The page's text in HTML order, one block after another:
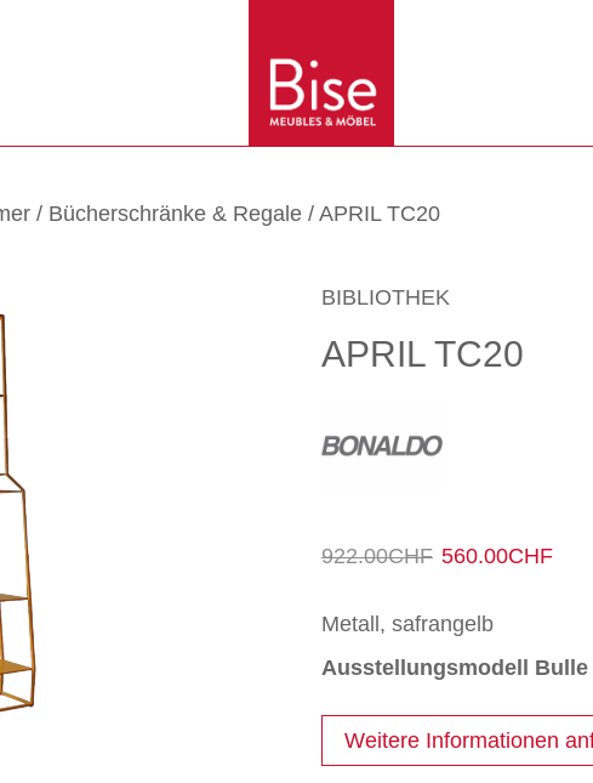
/ Bücherschränke & Regale / APRIL TC20
BIBLIOTHEK
APRIL TC20
922.00CHF 560.00CHF
ist:
Metall, safrangelb
Ausstellungsmodell Bulle
Weitere Informationen